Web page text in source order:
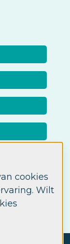
cookies
Wilt